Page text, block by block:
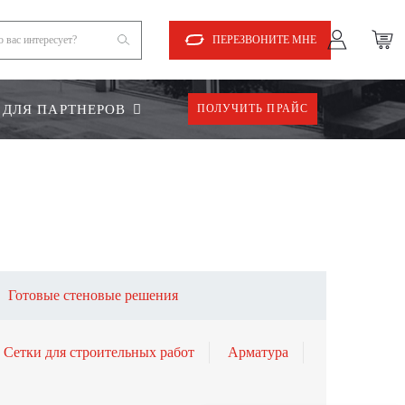
ПЕРЕЗВОНИТЕ МНЕ
ДЛЯ ПАРТНЕРОВ ПОЛУЧИТЬ ПРАЙС
Готовые стеновые решения
Сетки для строительных работ Арматура